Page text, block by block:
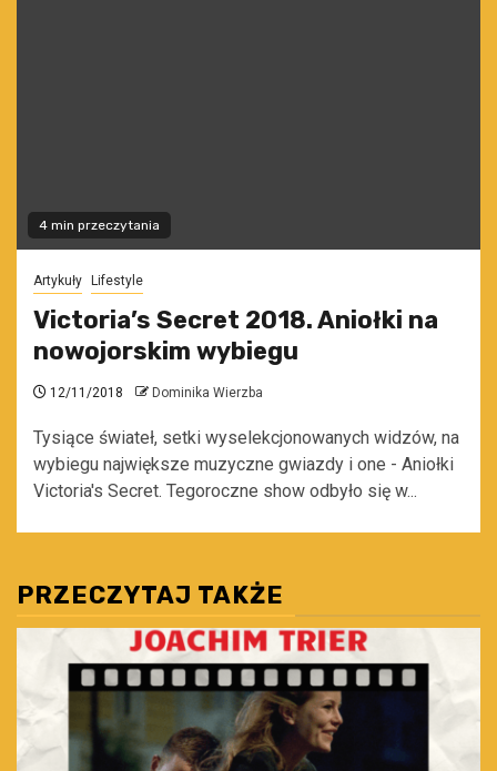
4 min przeczytania
Artykuły Lifestyle
Victoria’s Secret 2018. Aniołki na
nowojorskim wybiegu
12/11/2018 Dominika Wierzba
Tysiące świateł, setki wyselekcjonowanych widzów, na
wybiegu największe muzyczne gwiazdy i one - Aniołki
Victoria's Secret. Tegoroczne show odbyło się w...
PRZECZYTAJ TAKŻE